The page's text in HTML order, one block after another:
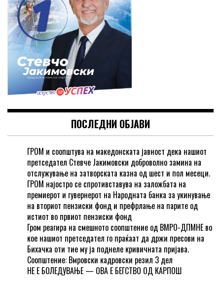
ПОСЛЕДНИ ОБЈАВИ
ГРОМ и соопштува на македонската јавност дека нашиот
претседател Стевче Јакимовски доброволно замина на
отслужување на затворската казна од шест и пол месеци.
ГРОМ најостро се спротивставува на заложбата на
премиерот и гувернерот на Народната банка за укинување
на вториот пензиски фонд и префрлање на парите од
истиот во првиот пензиски фонд
Гром реагира на смешното соопштение од ВМРО-ДПМНЕ во
кое нашиот претседател го праќаат да држи пресови на
Бихачка оти тие му ја поднеле кривичната пријава.
Соопштение: Вмровски кадровски резил 3 дел
НЕ Е БОЛЕДУВАЊЕ — ОВА Е БЕГСТВО ОД КАРПОШ